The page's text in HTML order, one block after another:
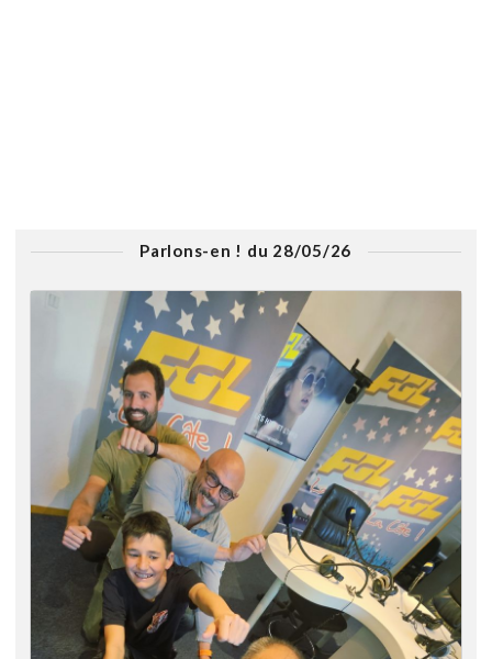
Parlons-en ! du 28/05/26